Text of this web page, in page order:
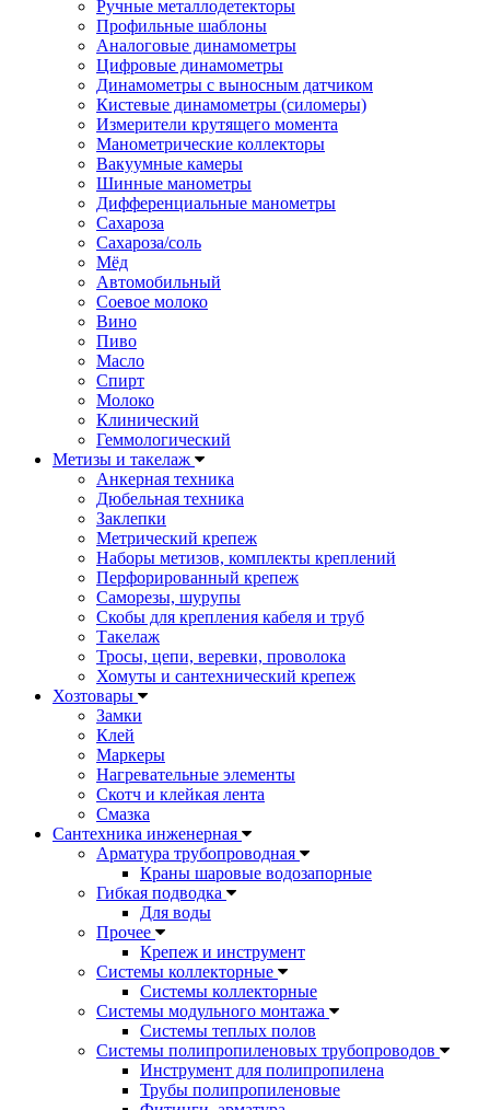
Ручные металлодетекторы
Профильные шаблоны
Аналоговые динамометры
Цифровые динамометры
Динамометры с выносным датчиком
Кистевые динамометры (силомеры)
Измерители крутящего момента
Манометрические коллекторы
Вакуумные камеры
Шинные манометры
Дифференциальные манометры
Сахароза
Сахароза/соль
Мёд
Автомобильный
Соевое молоко
Вино
Пиво
Масло
Спирт
Молоко
Клинический
Геммологический
Метизы и такелаж
Анкерная техника
Дюбельная техника
Заклепки
Метрический крепеж
Наборы метизов, комплекты креплений
Перфорированный крепеж
Саморезы, шурупы
Скобы для крепления кабеля и труб
Такелаж
Тросы, цепи, веревки, проволока
Хомуты и сантехнический крепеж
Хозтовары
Замки
Клей
Маркеры
Нагревательные элементы
Скотч и клейкая лента
Смазка
Сантехника инженерная
Арматура трубопроводная
Краны шаровые водозапорные
Гибкая подводка
Для воды
Прочее
Крепеж и инструмент
Системы коллекторные
Системы коллекторные
Системы модульного монтажа
Системы теплых полов
Системы полипропиленовых трубопроводов
Инструмент для полипропилена
Трубы полипропиленовые